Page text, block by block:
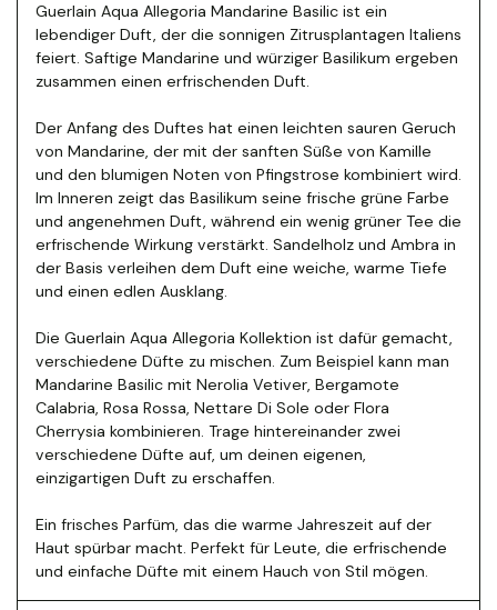
Guerlain Aqua Allegoria Mandarine Basilic ist ein
lebendiger Duft, der die sonnigen Zitrusplantagen Italiens
feiert. Saftige Mandarine und würziger Basilikum ergeben
zusammen einen erfrischenden Duft.
Der Anfang des Duftes hat einen leichten sauren Geruch
von Mandarine, der mit der sanften Süße von Kamille
und den blumigen Noten von Pfingstrose kombiniert wird.
Im Inneren zeigt das Basilikum seine frische grüne Farbe
und angenehmen Duft, während ein wenig grüner Tee die
erfrischende Wirkung verstärkt. Sandelholz und Ambra in
der Basis verleihen dem Duft eine weiche, warme Tiefe
und einen edlen Ausklang.
Die Guerlain Aqua Allegoria Kollektion ist dafür gemacht,
verschiedene Düfte zu mischen. Zum Beispiel kann man
Mandarine Basilic mit Nerolia Vetiver, Bergamote
Calabria, Rosa Rossa, Nettare Di Sole oder Flora
Cherrysia kombinieren. Trage hintereinander zwei
verschiedene Düfte auf, um deinen eigenen,
einzigartigen Duft zu erschaffen.
Ein frisches Parfüm, das die warme Jahreszeit auf der
Haut spürbar macht. Perfekt für Leute, die erfrischende
und einfache Düfte mit einem Hauch von Stil mögen.